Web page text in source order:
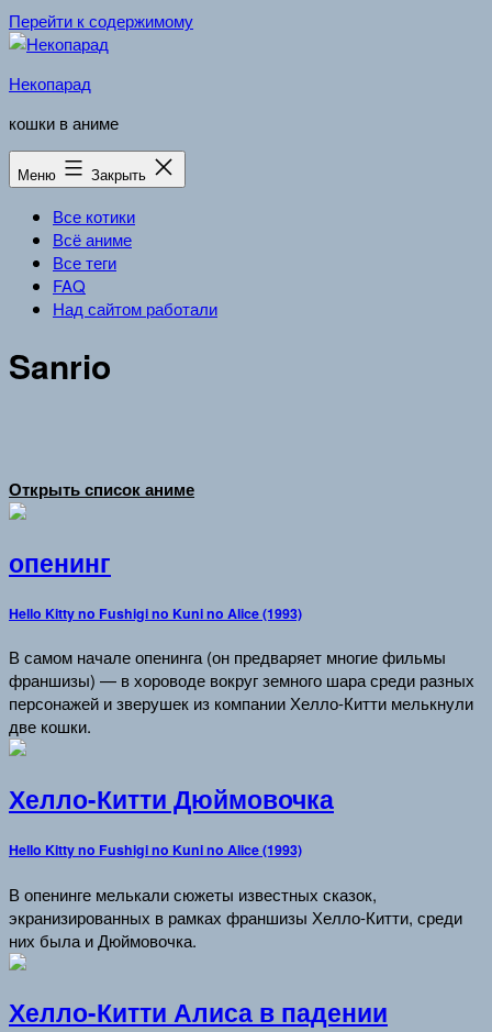
Перейти к содержимому
Некопарад
кошки в аниме
Меню Закрыть
Все котики
Всё аниме
Все теги
FAQ
Над сайтом работали
Sanrio
Открыть список аниме
опенинг
Hello Kitty no Fushigi no Kuni no Alice (1993)
В самом начале опенинга (он предваряет многие фильмы
франшизы) — в хороводе вокруг земного шара среди разных
персонажей и зверушек из компании Хелло-Китти мелькнули
две кошки.
Хелло-Китти Дюймовочка
Hello Kitty no Fushigi no Kuni no Alice (1993)
В опенинге мелькали сюжеты известных сказок,
экранизированных в рамках франшизы Хелло-Китти, среди
них была и Дюймовочка.
Хелло-Китти Алиса в падении